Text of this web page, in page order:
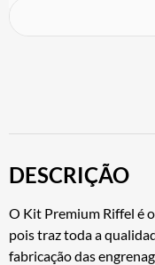
DESCRIÇÃO
O Kit Premium Riffel é
pois traz toda a
fabricação das